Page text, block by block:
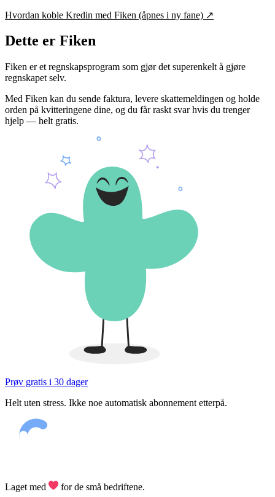
Hvordan koble Kredin med Fiken (åpnes i ny fane) ↗
Dette er Fiken
Fiken er et regnskapsprogram som gjør det superenkelt å gjøre
regnskapet selv.
Med Fiken kan du sende faktura, levere skattemeldingen og holde
orden på kvitteringene dine, og du får raskt svar hvis du trenger
hjelp — helt gratis.
Prøv gratis i 30 dager
Helt uten stress. Ikke noe automatisk abonnement etterpå.
Laget med for de små bedriftene.